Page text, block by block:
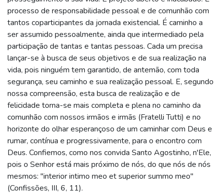
processo de responsabilidade pessoal e de comunhão com
tantos coparticipantes da jornada existencial. É caminho a
ser assumido pessoalmente, ainda que intermediado pela
participação de tantas e tantas pessoas. Cada um precisa
lançar-se à busca de seus objetivos e de sua realização na
vida, pois ninguém tem garantido, de antemão, com toda
segurança, seu caminho e sua realização pessoal. E, segundo
nossa compreensão, esta busca de realização e de
felicidade torna-se mais completa e plena no caminho da
comunhão com nossos irmãos e irmãs (Fratelli Tutti) e no
horizonte do olhar esperançoso de um caminhar com Deus e
rumar, contínua e progressivamente, para o encontro com
Deus. Confiemos, como nos convida Santo Agostinho, n'Ele,
pois o Senhor está mais próximo de nós, do que nós de nós
mesmos: "interior intimo meo et superior summo meo"
(Confissões, III, 6, 11).